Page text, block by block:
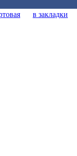
в закладки